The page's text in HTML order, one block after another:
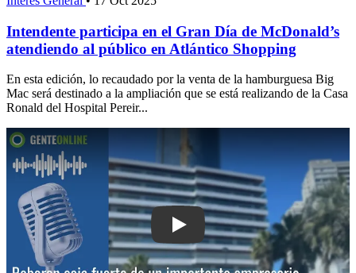
Intendente participa en el Gran Día de McDonald’s
atendiendo al público en Atlántico Shopping
En esta edición, lo recaudado por la venta de la hamburguesa Big
Mac será destinado a la ampliación que se está realizando de la Casa
Ronald del Hospital Pereir...
Play: Robaron caja fuerte de un